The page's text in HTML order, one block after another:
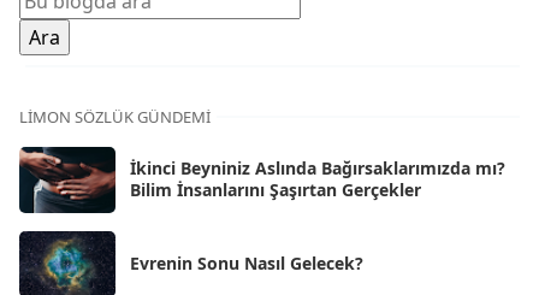
Oca 2026 [72]
Ara 2025
Kas 2025
Eki 2025
Eyl 2025 [56]
Ağu 2025
Tem 2025
LIMON SÖZLÜK GÜNDEMI
İkinci Beyniniz Aslında Bağırsaklarımızda mı?
Bilim İnsanlarını Şaşırtan Gerçekler
Evrenin Sonu Nasıl Gelecek?